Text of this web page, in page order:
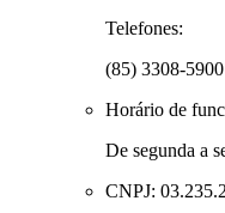
Telefones:
(85) 3308-5900
Horário de
De segunda a
CNPJ: